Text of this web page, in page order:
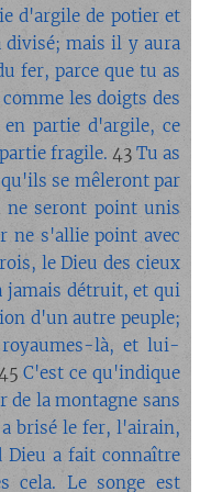
d'argile de potier et
divisé; mais il y aura
fer, parce que tu as
les doigts des
partie d'argile, ce
fragile. 43 Tu as
se mêleront par
ne seront point unis
ne s'allie point avec
le Dieu des cieux
jamais détruit, et qui
d'un autre peuple;
là, et lui-
C'est ce qu'indique
de la montagne sans
brisé le fer, l'airain,
a fait connaître
cela. Le songe est